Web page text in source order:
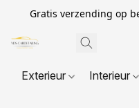
Gratis verzending op
Exterieur Interieur